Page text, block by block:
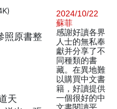
照原書整
天
2024/10/22
蘇菲
感謝好讀各界
人士的無私奉
獻并分享了不
同種類的書
藏。在異地難
以購買中文書
籍，好讀提供
一個很好的中